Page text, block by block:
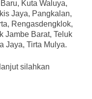
Kuta Waluya,
Jaya, Pangkalan,
Rengasdengklok,
Jambe Barat, Teluk
Jaya, Tirta Mulya.
silahkan